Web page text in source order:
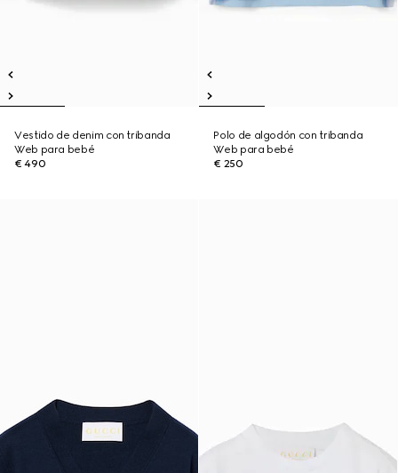
Vestido de denim con tribanda
Web para bebé
€ 490
Polo de algodón con tribanda
Web para bebé
€ 250